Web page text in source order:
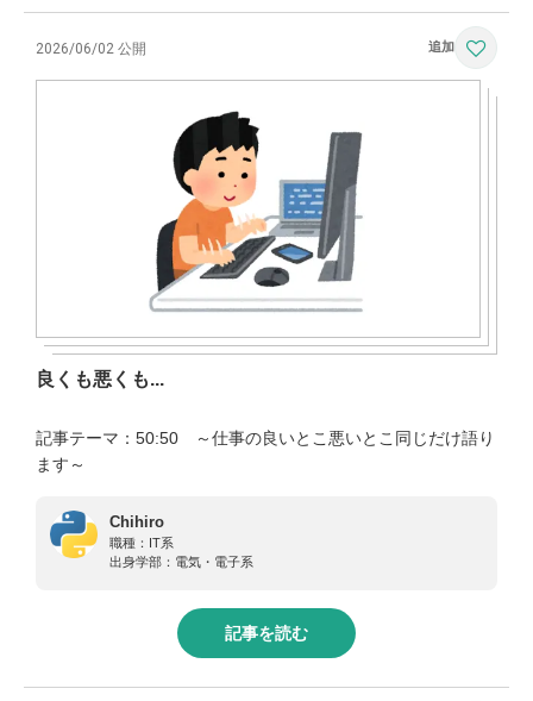
2026/06/02 公開
良くも悪くも...
記事テーマ：50:50 ～仕事の良いとこ悪いとこ同じだけ語り
ます～
Chihiro
職種： IT系
出身学部： 電気・電子系
記事を読む